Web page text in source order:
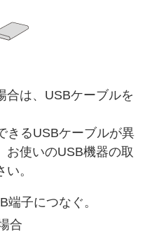
合は、USBケーブルを
きるUSBケーブルが異
お使いのUSB機器の取
。
端子につなぐ。
合